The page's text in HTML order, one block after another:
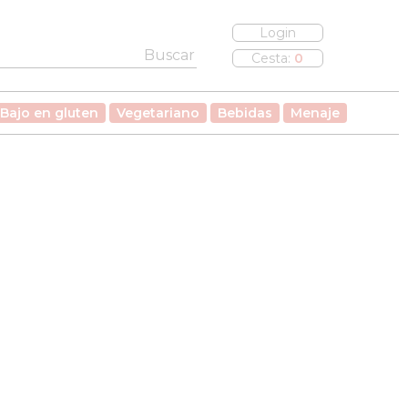
Login
Cesta: 0
Bajo en gluten Vegetariano Bebidas Menaje